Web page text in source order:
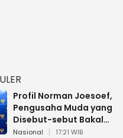
Profil Norman Joesoef,
Pengusaha Muda yang
Disebut-sebut Bakal
Dilantik Jadi Wamenhan RI
Nasional 17:21 WIB